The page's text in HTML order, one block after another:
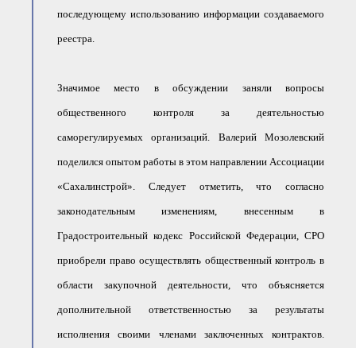
последующему использованию информации создаваемого
реестра.
Значимое место в обсуждении заняли вопросы
общественного контроля за деятельностью
саморегулируемых организаций. Валерий Мозолевский
поделился опытом работы в этом направлении Ассоциации
«Сахалинстрой». Следует отметить, что согласно
законодательным изменениям, внесенным в
Градостроительный кодекс Российской Федерации, СРО
приобрели право осуществлять общественный контроль в
области закупочной деятельности, что объясняется
дополнительной ответственностью за результаты
исполнения своими членами заключенных контрактов.